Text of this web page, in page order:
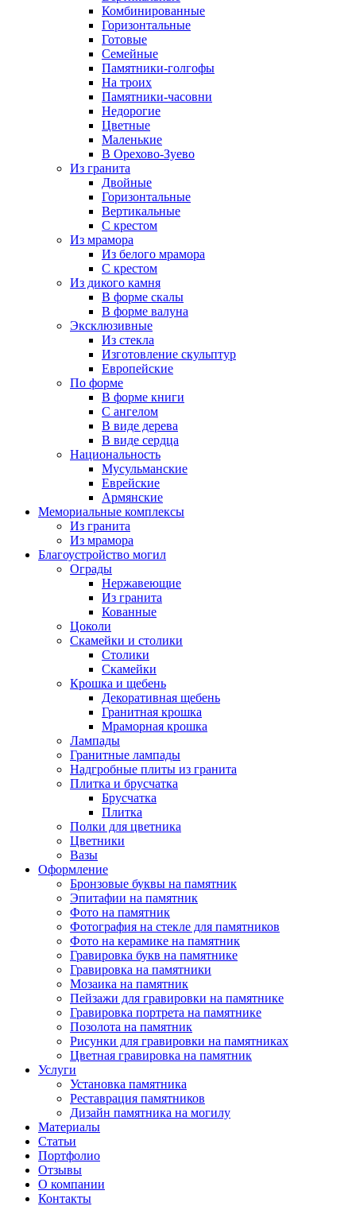
Комбинированные
Горизонтальные
Готовые
Семейные
Памятники-голгофы
На троих
Памятники-часовни
Недорогие
Цветные
Маленькие
В Орехово-Зуево
Из гранита
Двойные
Горизонтальные
Вертикальные
С крестом
Из мрамора
Из белого мрамора
С крестом
Из дикого камня
В форме скалы
В форме валуна
Эксклюзивные
Из стекла
Изготовление скульптур
Европейские
По форме
В форме книги
С ангелом
В виде дерева
В виде сердца
Национальность
Мусульманские
Еврейские
Армянские
Мемориальные комплексы
Из гранита
Из мрамора
Благоустройство могил
Ограды
Нержавеющие
Из гранита
Кованные
Цоколи
Скамейки и столики
Столики
Скамейки
Крошка и щебень
Декоративная щебень
Гранитная крошка
Мраморная крошка
Лампады
Гранитные лампады
Надгробные плиты из гранита
Плитка и брусчатка
Брусчатка
Плитка
Полки для цветника
Цветники
Вазы
Оформление
Бронзовые буквы на памятник
Эпитафии на памятник
Фото на памятник
Фотография на стекле для памятников
Фото на керамике на памятник
Гравировка букв на памятнике
Гравировка на памятники
Мозаика на памятник
Пейзажи для гравировки на памятнике
Гравировка портрета на памятнике
Позолота на памятник
Рисунки для гравировки на памятниках
Цветная гравировка на памятник
Услуги
Установка памятника
Реставрация памятников
Дизайн памятника на могилу
Материалы
Статьи
Портфолио
Отзывы
О компании
Контакты